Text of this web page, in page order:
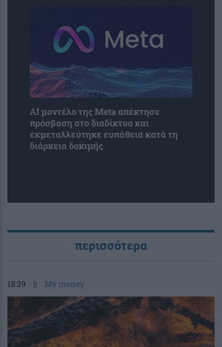
AI μοντέλο της Meta απέκτησε
πρόσβαση στο διαδίκτυο και
εκμεταλλεύτηκε ευπάθεια κατά τη
διάρκεια δοκιμής
περισσότερα
18:39 || My money